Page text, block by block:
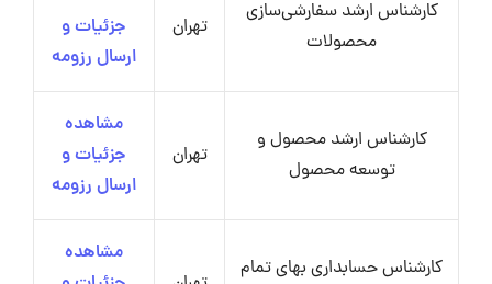
کارشناس ارشد سفارشی‌سازی
محصولات
تهران
جزئیات و
ارسال رزومه
کارشناس ارشد محصول و
توسعه محصول
تهران
مشاهده
جزئیات و
ارسال رزومه
کارشناس حسابداری بهای تمام
مشاهده